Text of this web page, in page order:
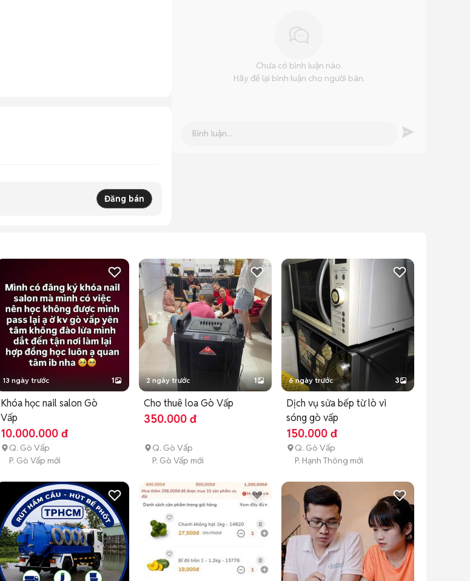
Đăng bán
Chưa có bình luận nào.
Hãy để lại bình luận cho người bán.
13 ngày trước 1
Khóa học nail salon Gò
Vấp
10.000.000 đ
Q. Gò Vấp
P. Gò Vấp mới
2 ngày trước 1
Cho thuê loa Gò Vấp
350.000 đ
Q. Gò Vấp
P. Gò Vấp mới
6 ngày trước 3
Dịch vụ sửa bếp từ lò vi
sóng gò vấp
150.000 đ
Q. Gò Vấp
P. Hạnh Thông mới